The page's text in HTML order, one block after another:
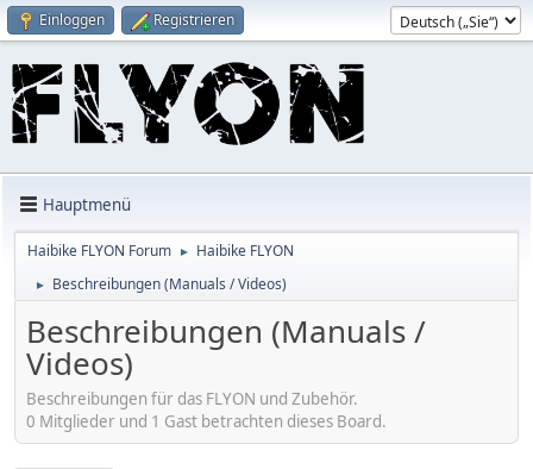
Einloggen Registrieren
Hauptmenü
Haibike FLYON Forum ► Haibike FLYON
► Beschreibungen (Manuals / Videos)
Beschreibungen (Manuals /
Videos)
Beschreibungen für das FLYON und Zubehör.
0 Mitglieder und 1 Gast betrachten dieses Board.